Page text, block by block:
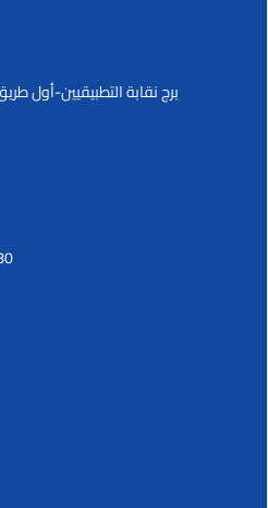
برج نقابة التطبيقيين-أول